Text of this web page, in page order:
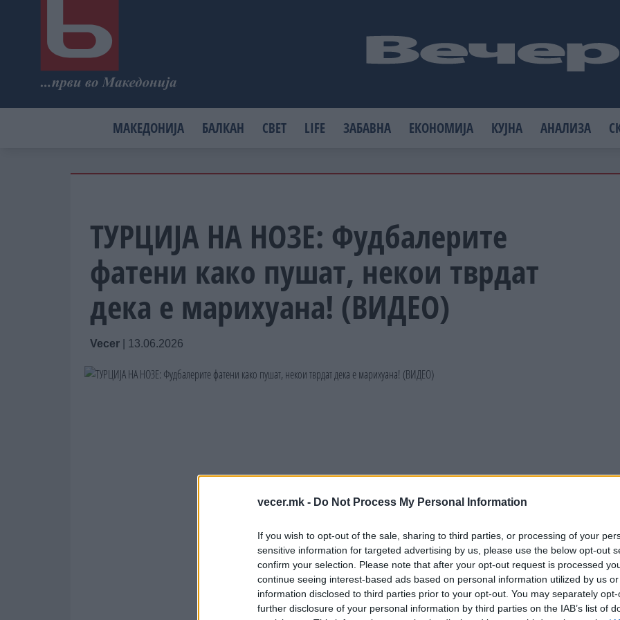
vecer.mk - Do Not Process My Personal Information
If you wish to opt-out of the sale, sharing to third parties, or processing of your
sensitive information for targeted advertising by us, please use the below opt-out
confirm your selection. Please note that after your opt-out request is processed
continue seeing interest-based ads based on personal information utilized by us
information disclosed to third parties prior to your opt-out. You may separately
further disclosure of your personal information by third parties on the IAB’s list of
МАКЕДОНИЈА БАЛКАН СВЕТ LIFE ЗАБАВНА ЕКОНОМИЈА КУЈНА АНАЛИЗА
ТУРЦИЈА НА НОЗЕ: Фудбалерите
фатени како пушат, некои тврдат
дека е марихуана! (ВИДЕО)
Vecer 13.06.2026